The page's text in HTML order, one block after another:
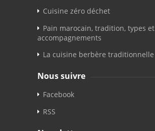
Cuisine zéro déchet
Pain marocain, tradition, types et
accompagnements
La cuisine berbère traditionnelle
Nous suivre
Facebook
RSS